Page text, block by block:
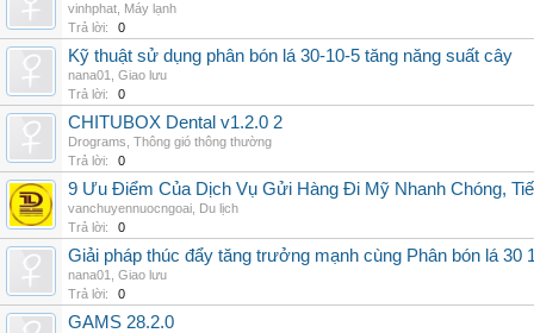
vinhphat Máy lạnh
Trả lời:
0
Kỹ thuật sử dụng phân bón lá 30-10-5 tăng năng suất cây
nana01
Giao lưu
Trả lời:
0
CHITUBOX Dental v1.2.0 2
Drograms Thông gió thông thường
Trả lời:
0
9 Ưu Điểm Của Dịch Vụ Gửi Hàng Đi Mỹ Nhanh Chóng,
vanchuyennuocngoai Du lịch
Trả lời:
0
Giải pháp thúc đẩy tăng trưởng mạnh cùng Phân bón lá 30
nana01
Giao lưu
Trả lời:
0
GAMS 28.2.0